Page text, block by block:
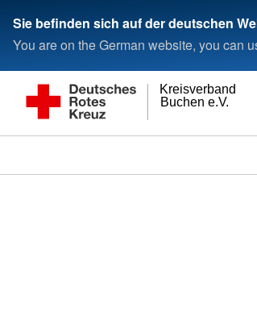
Sie befinden sich auf der deutschen
You are on the German website, you can
Buchen e.V.
Kreisverband